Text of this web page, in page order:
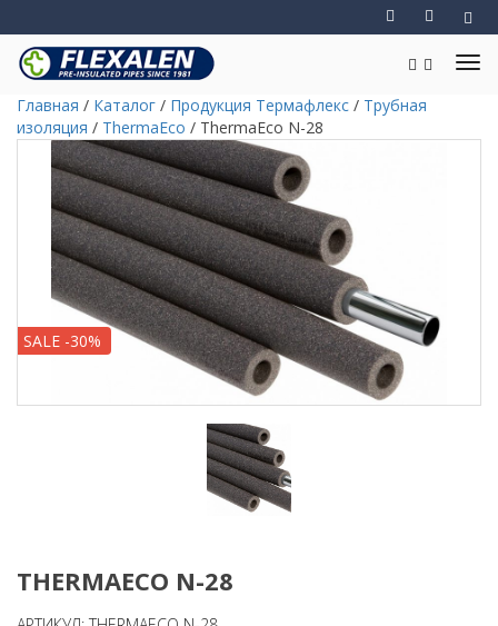
Главная / Каталог / Продукция Термафлекс / Трубная
изоляция / ThermaEco / ThermaEco N-28
SALE -30%
THERMAECO N-28